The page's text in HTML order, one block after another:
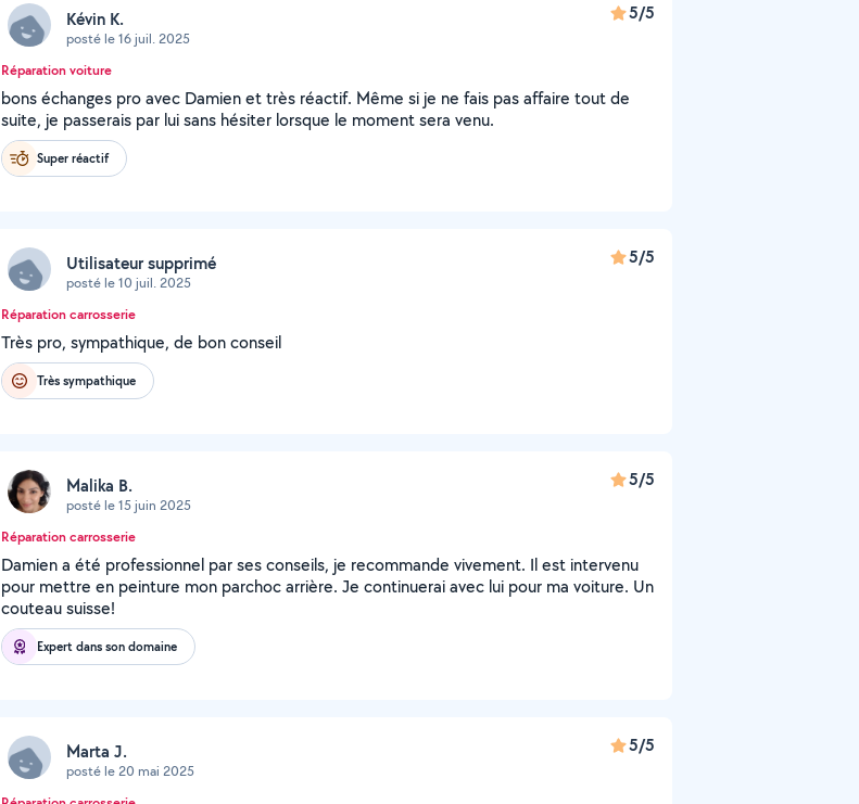
Kévin K.
posté le 16 juil. 2025
5/5
Réparation voiture
bons échanges pro avec Damien et très réactif. Même si je ne fais pas affaire tout de
suite, je passerais par lui sans hésiter lorsque le moment sera venu.
Super réactif
Utilisateur supprimé
posté le 10 juil. 2025
5/5
Réparation carrosserie
Très pro, sympathique, de bon conseil
Très sympathique
Malika B.
posté le 15 juin 2025
5/5
Réparation carrosserie
Damien a été professionnel par ses conseils, je recommande vivement. Il est intervenu
pour mettre en peinture mon parchoc arrière. Je continuerai avec lui pour ma voiture. Un
couteau suisse!
Expert dans son domaine
Marta J.
posté le 20 mai 2025
5/5